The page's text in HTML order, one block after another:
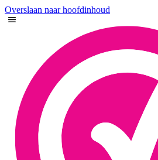
Overslaan naar hoofdinhoud